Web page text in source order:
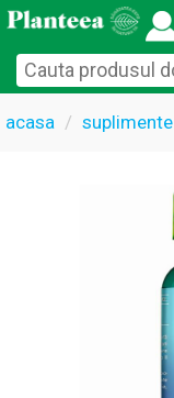
acasa suplimente